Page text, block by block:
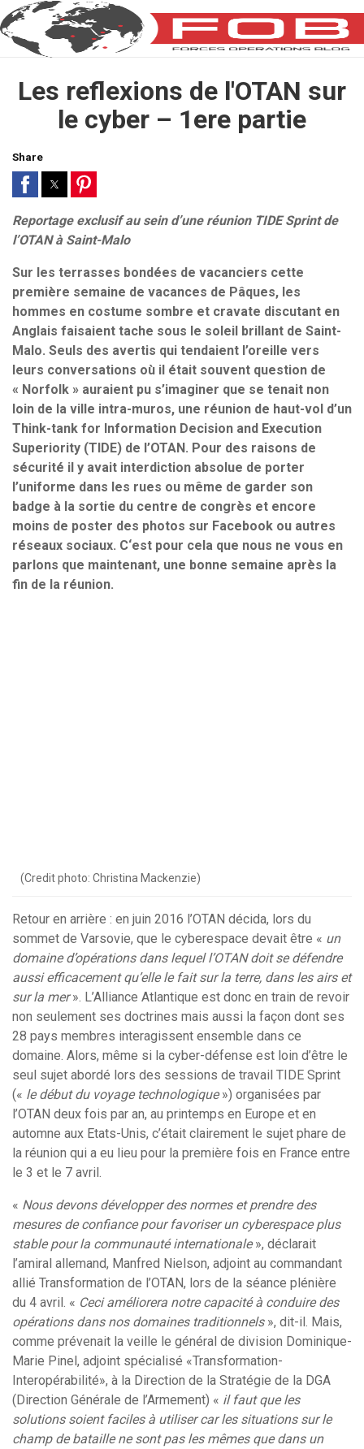
Les reflexions de l'OTAN sur
le cyber – 1ere partie
Share
Reportage exclusif au sein d’une réunion TIDE Sprint de
l’OTAN à Saint-Malo
Sur les terrasses bondées de vacanciers cette
première semaine de vacances de Pâques, les
hommes en costume sombre et cravate discutant en
Anglais faisaient tache sous le soleil brillant de Saint-
Malo. Seuls des avertis qui tendaient l’oreille vers
leurs conversations où il était souvent question de
« Norfolk » auraient pu s’imaginer que se tenait non
loin de la ville intra-muros, une réunion de haut-vol d’un
Think-tank for Information Decision and Execution
Superiority (TIDE) de l’OTAN . Pour des raisons de
sécurité il y avait interdiction absolue de porter
l’uniforme dans les rues ou même de garder son
badge à la sortie du centre de congrès et encore
moins de poster des photos sur Facebook ou autres
réseaux sociaux. C‘est pour cela que nous ne vous en
parlons que maintenant, une bonne semaine après la
fin de la réunion.
(Credit photo: Christina Mackenzie)
Retour en arrière : en juin 2016 l’OTAN décida, lors du
sommet de Varsovie, que le cyberespace devait être « un
domaine d’opérations dans lequel l’OTAN doit se défendre
aussi efficacement qu’elle le fait sur la terre, dans les airs et
sur la mer». L’Alliance Atlantique est donc en train de revoir
non seulement ses doctrines mais aussi la façon dont ses
28 pays membres interagissent ensemble dans ce
domaine. Alors, même si la cyber-défense est loin d’être le
seul sujet abordé lors des sessions de travail TIDE Sprint
(« le début du voyage technologique») organisées par
l’OTAN deux fois par an, au printemps en Europe et en
automne aux Etats-Unis, c’était clairement le sujet phare de
la réunion qui a eu lieu pour la première fois en France entre
le 3 et le 7 avril.
« Nous devons développer des normes et prendre des
mesures de confiance pour favoriser un cyberespace plus
stable pour la communauté internationale», déclarait
l’amiral allemand, Manfred Nielson, adjoint au commandant
allié Transformation de l’OTAN, lors de la séance plénière
du 4 avril. « Ceci améliorera notre capacité à conduire des
opérations dans nos domaines traditionnels», dit-il. Mais,
comme prévenait la veille le général de division Dominique-
Marie Pinel, adjoint spécialisé «Transformation-
Interopérabilité», à la Direction de la Stratégie de la DGA
(Direction Générale de l’Armement) « il faut que les
solutions soient faciles à utiliser car lessituations sur le
champ de bataille ne sont pas les mêmes que dans un